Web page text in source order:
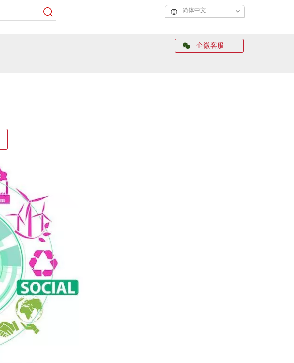
简体中文
企微客服